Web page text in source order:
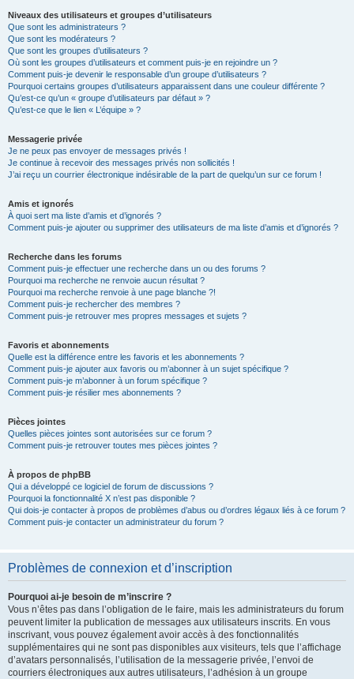
Niveaux des utilisateurs et groupes d’utilisateurs
Que sont les administrateurs ?
Que sont les modérateurs ?
Que sont les groupes d’utilisateurs ?
Où sont les groupes d’utilisateurs et comment puis-je en rejoindre un ?
Comment puis-je devenir le responsable d’un groupe d’utilisateurs ?
Pourquoi certains groupes d’utilisateurs apparaissent dans une couleur différente ?
Qu’est-ce qu’un « groupe d’utilisateurs par défaut » ?
Qu’est-ce que le lien « L’équipe » ?
Messagerie privée
Je ne peux pas envoyer de messages privés !
Je continue à recevoir des messages privés non sollicités !
J’ai reçu un courrier électronique indésirable de la part de quelqu’un sur ce forum !
Amis et ignorés
À quoi sert ma liste d’amis et d’ignorés ?
Comment puis-je ajouter ou supprimer des utilisateurs de ma liste d’amis et d’ignorés ?
Recherche dans les forums
Comment puis-je effectuer une recherche dans un ou des forums ?
Pourquoi ma recherche ne renvoie aucun résultat ?
Pourquoi ma recherche renvoie à une page blanche ?!
Comment puis-je rechercher des membres ?
Comment puis-je retrouver mes propres messages et sujets ?
Favoris et abonnements
Quelle est la différence entre les favoris et les abonnements ?
Comment puis-je ajouter aux favoris ou m’abonner à un sujet spécifique ?
Comment puis-je m’abonner à un forum spécifique ?
Comment puis-je résilier mes abonnements ?
Pièces jointes
Quelles pièces jointes sont autorisées sur ce forum ?
Comment puis-je retrouver toutes mes pièces jointes ?
À propos de phpBB
Qui a développé ce logiciel de forum de discussions ?
Pourquoi la fonctionnalité X n’est pas disponible ?
Qui dois-je contacter à propos de problèmes d’abus ou d’ordres légaux liés à ce forum ?
Comment puis-je contacter un administrateur du forum ?
Problèmes de connexion et d’inscription
Pourquoi ai-je besoin de m’inscrire ?
Vous n’êtes pas dans l’obligation de le faire, mais les administrateurs du forum
peuvent limiter la publication de messages aux utilisateurs inscrits. En vous
inscrivant, vous pouvez également avoir accès à des fonctionnalités
supplémentaires qui ne sont pas disponibles aux visiteurs, tels que l’affichage
d’avatars personnalisés, l’utilisation de la messagerie privée, l’envoi de
courriers électroniques aux autres utilisateurs, l’adhésion à un groupe